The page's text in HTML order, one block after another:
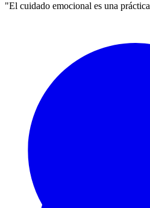
"El cuidado emocional es una